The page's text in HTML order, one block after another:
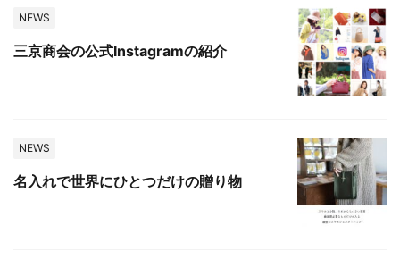
NEWS
三京商会の公式Instagramの紹介
NEWS
名入れで世界にひとつだけの贈り物